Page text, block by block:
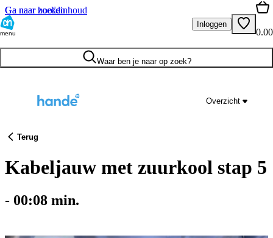
Ga naar hoofdinhoud
Ga naar zoeken
menu
Inloggen
0.00
Waar ben je naar op zoek?
Overzicht
Terug
Kabeljauw met zuurkool stap 5
- 00:08 min.